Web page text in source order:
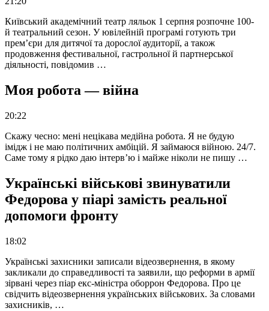
Київський академічний театр ляльок 1 серпня розпочне 100-
й театральний сезон. У ювілейній програмі готують три
прем’єри для дитячої та дорослої аудиторії, а також
продовження фестивальної, гастрольної й партнерської
діяльності, повідомив …
Моя робота — війна
20:22
Скажу чесно: мені нецікава медійна робота. Я не будую
імідж і не маю політичних амбіцій. Я займаюся війною. 24/7.
Саме тому я рідко даю інтерв’ю і майже ніколи не пишу …
Українські військові звинуватили
Федорова у піарі замість реальної
допомоги фронту
18:02
Українські захисники записали відеозвернення, в якому
закликали до справедливості та заявили, що реформи в армії
зірвані через піар екс-міністра оборрон Федорова. Про це
свідчить відеозвернення українських військових. За словами
захисників, …